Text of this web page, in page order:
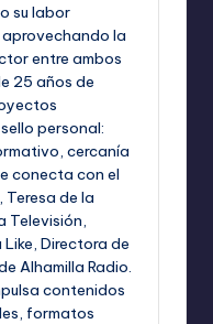
su labor
la
entre ambos
25 años de
personal:
cercanía
conecta con el
de la
Televisión,
Directora de
Alhamilla Radio.
contenidos
formatos